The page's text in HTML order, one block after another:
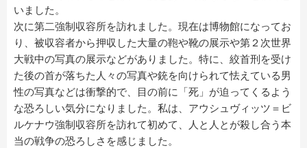
いました。
次に第二強制収容所を訪れました。現在は博物館になってお
り、被収容者から押収した大量の鞄や靴の展示や第２次世界
大戦中の写真の展示などがありました。特に、絞首刑を受け
た後の首が落ちた人々の写真や銃を向けられて怯えている男
性の写真などは衝撃的で、目の前に「死」が迫ってくるよう
な恐ろしい気分になりました。私は、アウシュヴィッツ＝ビ
ルケナウ強制収容所を訪れて初めて、人と人とが殺し合う本
当の戦争の恐ろしさを感じました。